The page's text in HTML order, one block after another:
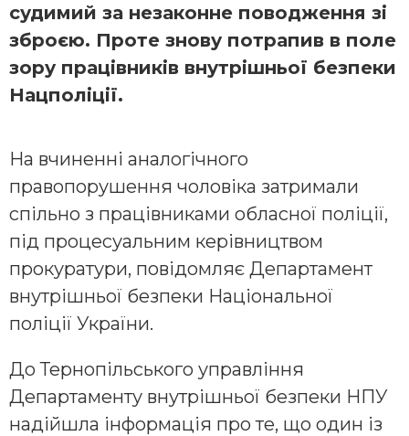
судимий за незаконне поводження зі
зброєю. Проте знову потрапив в поле
зору працівників внутрішньої безпеки
Нацполіції.
На вчиненні аналогічного
правопорушення чоловіка затримали
спільно з працівниками обласної поліції,
під процесуальним керівництвом
прокуратури, повідомляє Департамент
внутрішньої безпеки Національної
поліції України.
До Тернопільського управління
Департаменту внутрішньої безпеки НПУ
надійшла інформація про те, що один із